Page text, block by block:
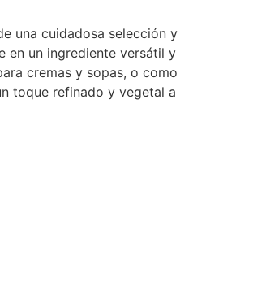
una cuidadosa selección y
en un ingrediente versátil y
cremas y sopas, o como
toque refinado y vegetal a